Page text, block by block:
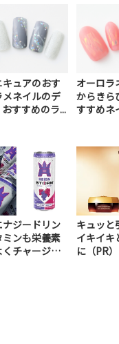
ュアのおす
ネイルのデ
すすめのラ...
オーロラ
からき
すすめネ
ジードリン
ミンも栄養素
くチャージ！
キュッと
イキイキ
に（PR）